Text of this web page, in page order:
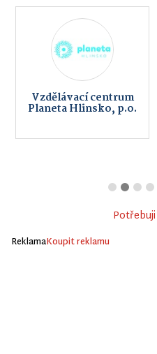
Vzdělávací centrum
Planeta Hlinsko, p.o.
ReklamaKoupit reklamu